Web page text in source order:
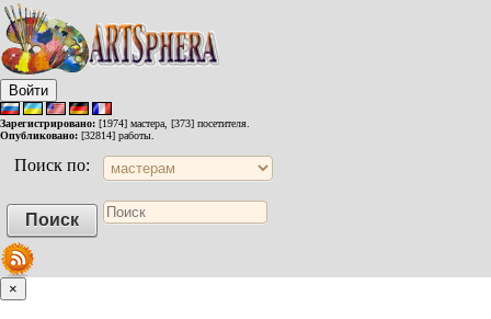
Войти
Зарегистрировано: [1974] мастера, [373] посетителя.
Опубликовано: [32814] работы.
Поиск по:
×